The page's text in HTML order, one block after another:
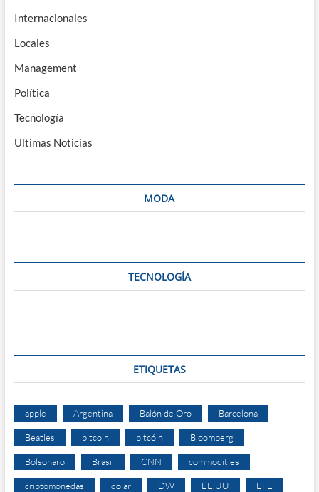
Internacionales
Locales
Management
Política
Tecnología
Ultimas Noticias
MODA
TECNOLOGÍA
ETIQUETAS
apple Argentina Balón de Oro Barcelona
Beatles bitcoin bitcóin Bloomberg
Bolsonaro Brasil CNN commodities
criptomonedas dolar DW EE.UU EFE